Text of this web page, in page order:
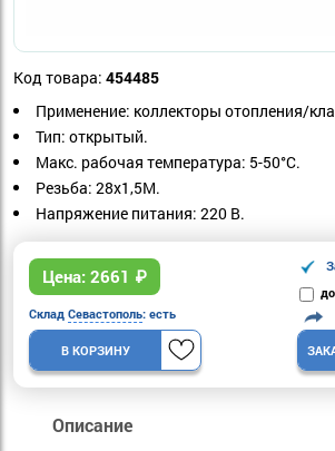
Код товара: 454485
Применение: коллекторы отопления/
Тип: открытый.
Макс. рабочая температура: 5-50°С.
Резьба: 28х1,5М.
Напряжение питания: 220 B.
Цена: 2661 ₽
Склад Севастополь: есть
В КОРЗИНУ
Описание